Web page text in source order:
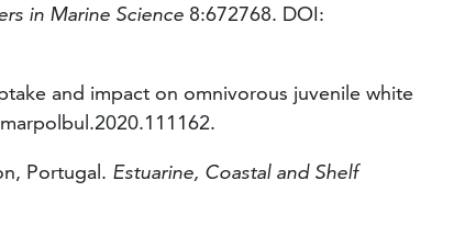
in Marine Science8:672768. DOI:
and impact on omnivorous juvenile white
Portugal. Estuarine, Coastal and Shelf